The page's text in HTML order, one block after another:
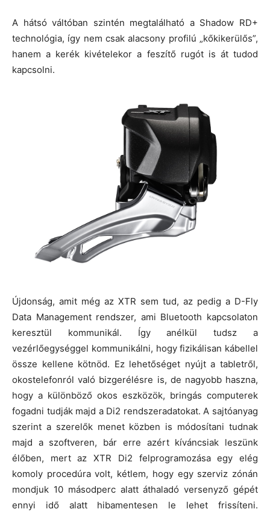
A hátsó váltóban szintén megtalálható a Shadow RD+
technológia, így nem csak alacsony profilú „kőkikerülős”,
hanem a kerék kivételekor a feszítő rugót is át tudod
kapcsolni.
Újdonság, amit még az XTR sem tud, az pedig a D-Fly
Data Management rendszer, ami Bluetooth kapcsolaton
keresztül kommunikál. Így anélkül tudsz a
vezérlőegységgel kommunikálni, hogy fizikálisan kábellel
össze kellene kötnöd. Ez lehetőséget nyújt a tabletről,
okostelefonról való bizgerélésre is, de nagyobb haszna,
hogy a különböző okos eszközök, bringás computerek
fogadni tudják majd a Di2 rendszeradatokat. A sajtóanyag
szerint a szerelők menet közben is módosítani tudnak
majd a szoftveren, bár erre azért kíváncsiak leszünk
élőben, mert az XTR Di2 felprogramozása egy elég
komoly procedúra volt, kétlem, hogy egy szerviz zónán
mondjuk 10 másodperc alatt áthaladó versenyző gépét
ennyi idő alatt hibamentesen le lehet frissíteni.